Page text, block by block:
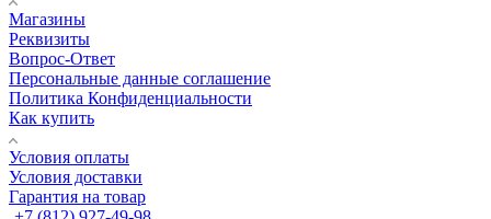
Магазины
Реквизиты
Вопрос-Ответ
Персональные данные соглашение
Политика Конфиденциальности
Как купить
Условия оплаты
Условия доставки
Гарантия на товар